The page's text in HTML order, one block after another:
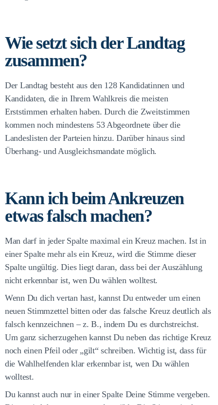
Wie setzt sich der Landtag
zusammen?
Der Landtag besteht aus den 128 Kandidatinnen und
Kandidaten, die in Ihrem Wahlkreis die meisten
Erststimmen erhalten haben. Durch die Zweitstimmen
kommen noch mindestens 53 Abgeordnete über die
Landeslisten der Parteien hinzu. Darüber hinaus sind
Überhang- und Ausgleichsmandate möglich.
Kann ich beim Ankreuzen
etwas falsch machen?
Man darf in jeder Spalte maximal ein Kreuz machen. Ist in
einer Spalte mehr als ein Kreuz, wird die Stimme dieser
Spalte ungültig. Dies liegt daran, dass bei der Auszählung
nicht erkennbar ist, wen Du wählen wolltest.
Wenn Du dich vertan hast, kannst Du entweder um einen
neuen Stimmzettel bitten oder das falsche Kreuz deutlich als
falsch kennzeichnen – z. B., indem Du es durchstreichst.
Um ganz sicherzugehen kannst Du neben das richtige Kreuz
noch einen Pfeil oder „gilt“ schreiben. Wichtig ist, dass für
die Wahlhelfenden klar erkennbar ist, wen Du wählen
wolltest.
Du kannst auch nur in einer Spalte Deine Stimme vergeben.